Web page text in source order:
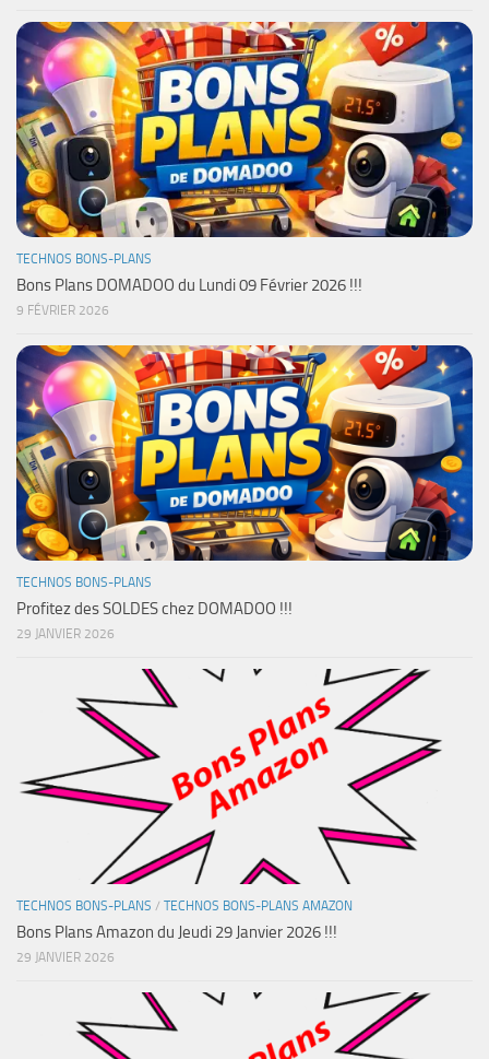
TECHNOS BONS-PLANS
Bons Plans DOMADOO du Lundi 09 Février 2026 !!!
9 FÉVRIER 2026
TECHNOS BONS-PLANS
Profitez des SOLDES chez DOMADOO !!!
29 JANVIER 2026
TECHNOS BONS-PLANS / TECHNOS BONS-PLANS AMAZON
Bons Plans Amazon du Jeudi 29 Janvier 2026 !!!
29 JANVIER 2026